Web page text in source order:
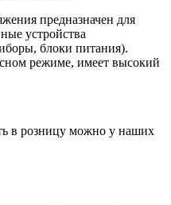
предназначен для
устройства
блоки питания).
режиме, имеет высокий
в розницу можно у наших